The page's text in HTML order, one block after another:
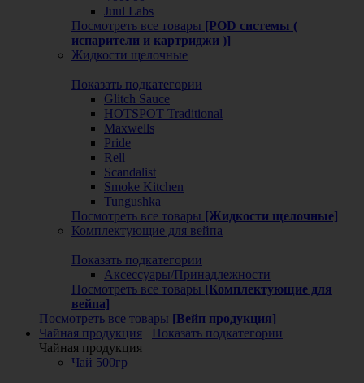
Juul Labs
Посмотреть все товары [POD системы (
испарители и картриджи )]
Жидкости щелочные
Показать подкатегории
Glitch Sauce
HOTSPOT Traditional
Maxwells
Pride
Rell
Scandalist
Smoke Kitchen
Tungushka
Посмотреть все товары [Жидкости щелочные]
Комплектующие для вейпа
Показать подкатегории
Аксессуары/Принадлежности
Посмотреть все товары [Комплектующие для
вейпа]
Посмотреть все товары [Вейп продукция]
Чайная продукция
Показать подкатегории
Чайная продукция
Чай 500гр